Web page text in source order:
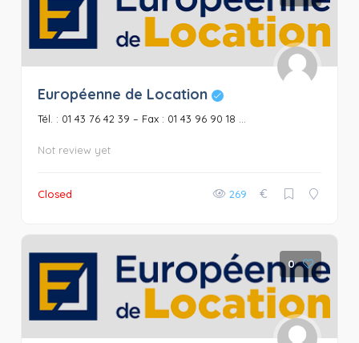
Européenne de Location
Tél. : 01 43 76 42 39 – Fax : 01 43 96 90 18 ...
Not review yet
Closed 269 €
0